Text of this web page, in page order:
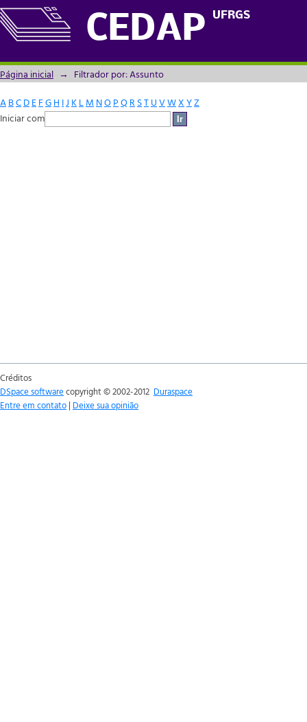
CEDAP UFRGS
Filtrador por: Assunto
Página inicial → Filtrador por: Assunto
ABCDEFGH IJ KLM NOPQRSTUVWXYZ
Iniciar com
Créditos
DSpace softwarecopyright © 2002-2012 Duraspace
Entre em contato | Deixe sua opinião